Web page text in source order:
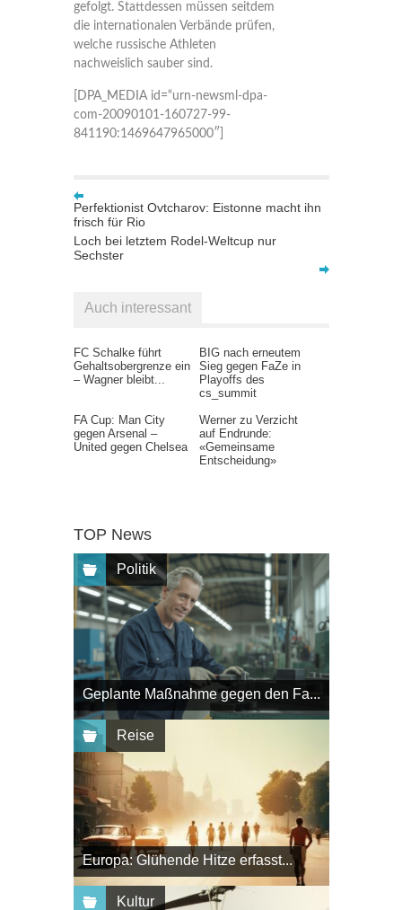
gefolgt. Stattdessen müssen seitdem
die internationalen Verbände prüfen,
welche russische Athleten
nachweislich sauber sind.
[DPA_MEDIA id=“urn-newsml-dpa-
com-20090101-160727-99-
841190:1469647965000″]
Perfektionist Ovtcharov: Eistonne macht ihn
frisch für Rio
Loch bei letztem Rodel-Weltcup nur
Sechster
Auch interessant
FC Schalke führt
Gehaltsobergrenze ein
– Wagner bleibt...
BIG nach erneutem
Sieg gegen FaZe in
Playoffs des
cs_summit
FA Cup: Man City
gegen Arsenal –
United gegen Chelsea
Werner zu Verzicht
auf Endrunde:
«Gemeinsame
Entscheidung»
TOP News
Politik
Geplante Maßnahme gegen den Fa...
Reise
Europa: Glühende Hitze erfasst...
Kultur